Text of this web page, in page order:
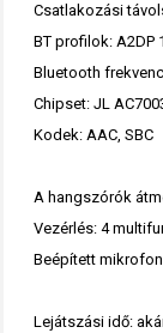
Csatlakozási
BT profilok: A2DP
Bluetooth
Chipset: JL
Kodek: AAC, SBC
A hangszórók
Vezérlés: 4
Beépített mikrofon
Lejátszási idő: